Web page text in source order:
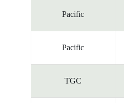
Pacific
Pacific
TGC